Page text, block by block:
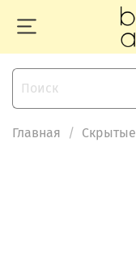
Главная Скрытые